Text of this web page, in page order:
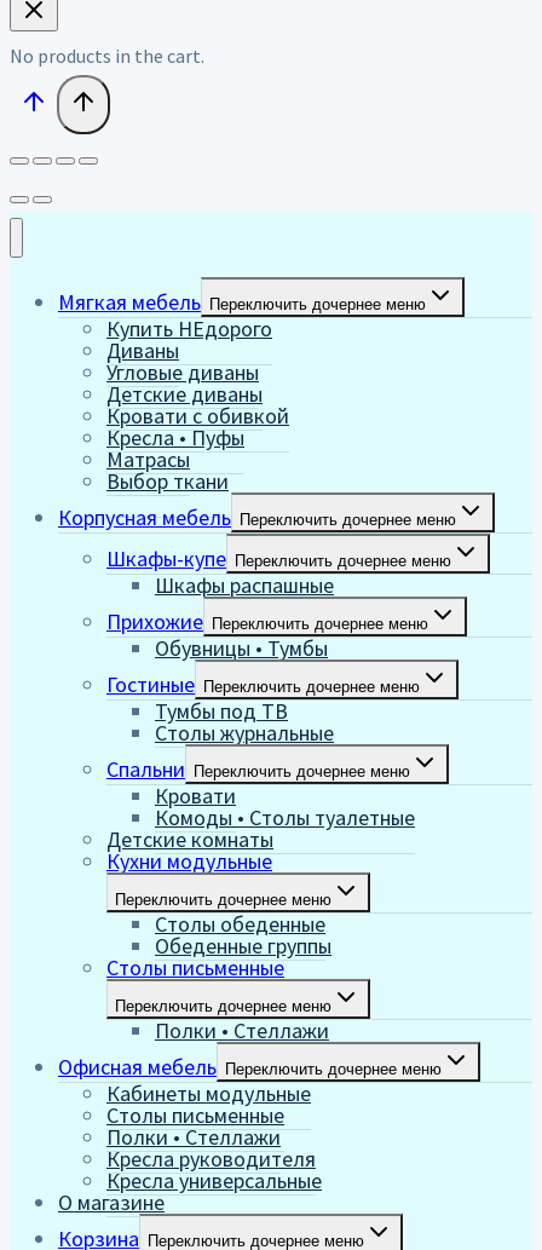
No products in the cart.
Мягкая мебель Переключить дочернее меню
Купить НЕдорого
Диваны
Угловые диваны
Детские диваны
Кровати с обивкой
Кресла • Пуфы
Матрасы
Выбор ткани
Корпусная мебель Переключить дочернее меню
Шкафы-купе Переключить дочернее меню
Шкафы распашные
Прихожие Переключить дочернее меню
Обувницы • Тумбы
Гостиные Переключить дочернее меню
Тумбы под ТВ
Столы журнальные
Спальни Переключить дочернее меню
Кровати
Комоды • Столы туалетные
Детские комнаты
Кухни модульные
Переключить дочернее меню
Столы обеденные
Обеденные группы
Столы письменные
Переключить дочернее меню
Полки • Стеллажи
Офисная мебель Переключить дочернее меню
Кабинеты модульные
Столы письменные
Полки • Стеллажи
Кресла руководителя
Кресла универсальные
О магазине
Корзина Переключить дочернее меню